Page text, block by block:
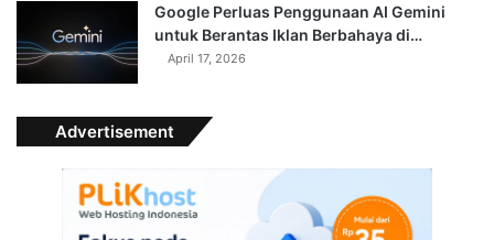
Google Perluas Penggunaan AI Gemini
untuk Berantas Iklan Berbahaya di…
April 17, 2026
Advertisement